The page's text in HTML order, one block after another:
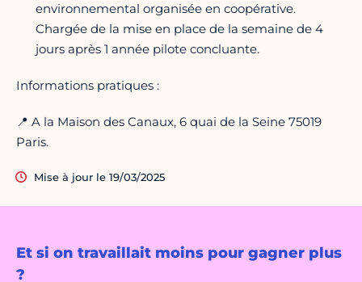
Et si on travaillait moins pour gagner plus
?
environnemental organisée en coopérative.
Chargée de la mise en place de la semaine de 4
jours après 1 année pilote concluante.
Informations pratiques :
📍 A la Maison des Canaux, 6 quai de la Seine 75019
Paris.
Mise à jour le 19/03/2025